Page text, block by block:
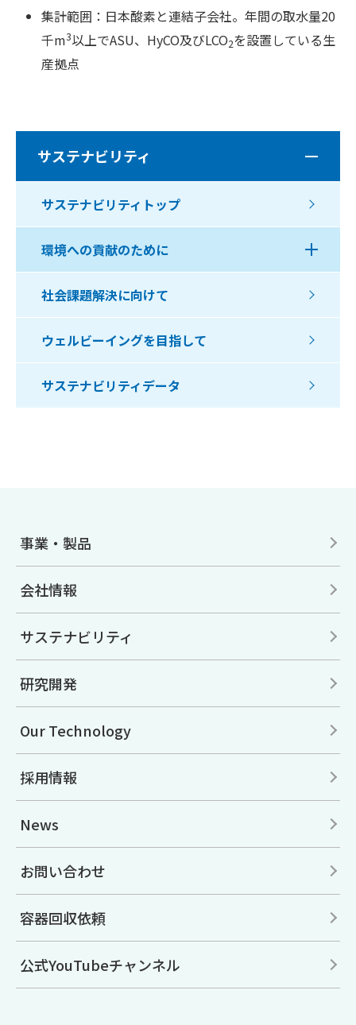
集計範囲：日本酸素と連結子会社。年間の取水量20
千m3以上でASU、HyCO及びLCO2を設置している生
産拠点
サステナビリティ
サステナビリティトップ
環境への貢献のために
社会課題解決に向けて
ウェルビーイングを目指して
サステナビリティデータ
事業・製品
会社情報
サステナビリティ
研究開発
Our Technology
採用情報
News
お問い合わせ
容器回収依頼
公式YouTubeチャンネル